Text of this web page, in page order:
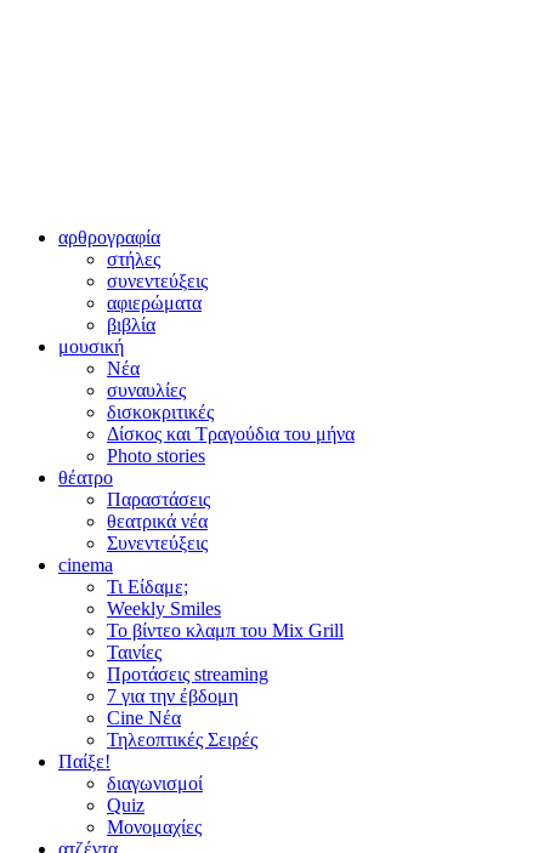
αρθρογραφία
στήλες
συνεντεύξεις
αφιερώματα
βιβλία
μουσική
Νέα
συναυλίες
δισκοκριτικές
Δίσκος και Τραγούδια του μήνα
Photo stories
θέατρο
Παραστάσεις
θεατρικά νέα
Συνεντεύξεις
cinema
Τι Είδαμε;
Weekly Smiles
Το βίντεο κλαμπ του Mix Grill
Ταινίες
Προτάσεις streaming
7 για την έβδομη
Cine Νέα
Τηλεοπτικές Σειρές
Παίξε!
διαγωνισμοί
Quiz
Μονομαχίες
ατζέντα